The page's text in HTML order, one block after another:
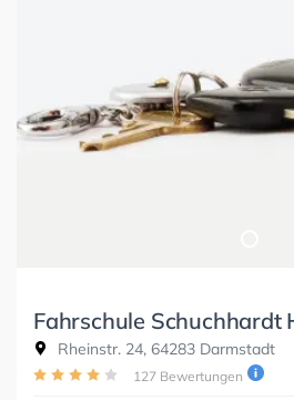
Fahrschule Schuchhardt
Rheinstr. 24, 64283 Darmstadt
127 Bewertungen